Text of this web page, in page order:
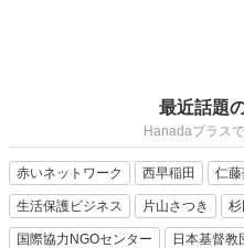
最近話題
Hanadaプラス
赤いネットワーク 西早稲田 仁藤
生活保護ビジネス 片山さつき 杉
国際協力NGOセンター 日本基督教